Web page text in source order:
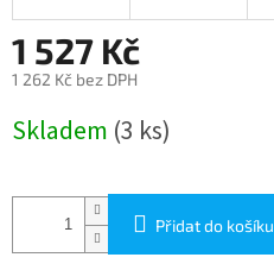
1 527 Kč
1 262 Kč bez DPH
cena:
Skladem (3 ks)
Přidat do košíku